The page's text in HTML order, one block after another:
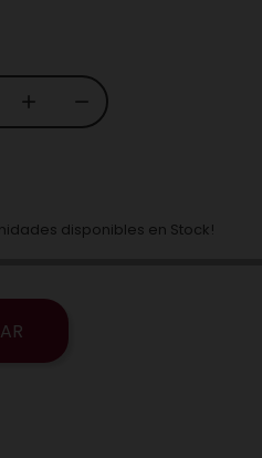
disponibles en Stock!